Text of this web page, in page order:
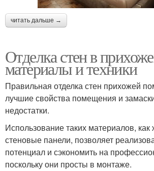
читать дальше →
Отделка стен в
материалы и техники
Правильная отделка стен прихожей
лучшие свойства помещения и
недостатки.
Использование таких материалов,
стеновые панели, позволяет
потенциал и сэкономить на
поскольку они просты в монтаже.